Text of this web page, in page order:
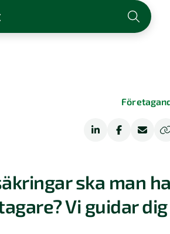
ska man
Vi guidar dig